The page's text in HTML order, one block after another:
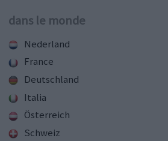
dans le monde
Nederland
France
Deutschland
Italia
Österreich
Schweiz